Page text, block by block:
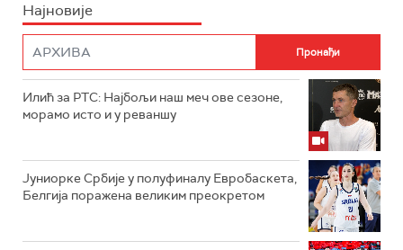
Најновије
Илић за РТС: Најбољи наш меч ове сезоне,
морамо исто и у реваншу
Јуниорке Србије у полуфиналу Евробаскета,
Белгија поражена великим преокретом